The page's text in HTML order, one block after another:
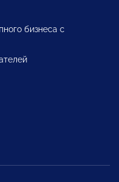
бизнеса с